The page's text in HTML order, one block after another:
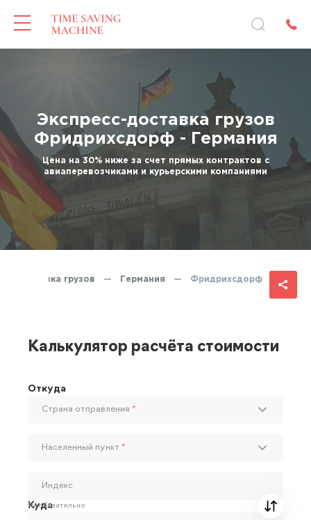
Экспресс-доставка грузов
Фридрихсдорф - Германия
Цена на 30% ниже за счет прямых контрактов с
авиаперевозчиками и курьерскими компаниями
доставка грузов — Германия — Фридрихсдорф
Калькулятор расчёта стоимости
Откуда
Страна отправления *
Населенный пункт *
Индекс
Необязательно
Куда